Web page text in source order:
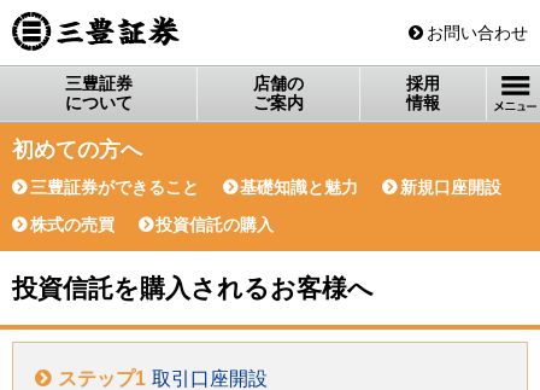
三豊証券 お問い合わせ
三豊証券
について
店舗の
ご案内
採用
情報
初めての方へ
三豊証券ができること 基礎知識と魅力
新規口座開設
株式の売買
投資信託の購入
投資信託を購入されるお客様へ
ステップ1 取引口座開設